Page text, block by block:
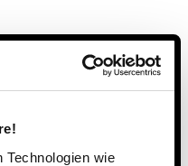
Technologien wie